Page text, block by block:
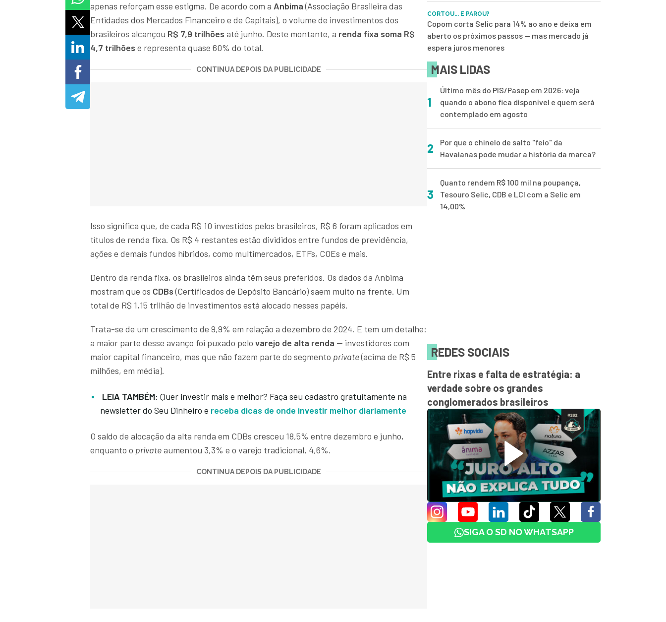
apenas reforçam esse estigma. De acordo com a Anbima(Associação Brasileira das
Entidades dos Mercados Financeiro e de Capitais), o volume de investimentos dos
brasileiros alcançou R$ 7,9 trilhões até junho. Deste montante, a renda fixa soma R$
4,7 trilhões e representa quase 60% do total.
CONTINUA DEPOIS DA PUBLICIDADE
Isso significa que, de cada R$ 10 investidos pelos brasileiros, R$ 6 foram aplicados em
títulos de renda fixa. Os R$ 4 restantes estão divididos entre fundos de previdência,
ações e demais fundos híbridos, como multimercados, ETFs, COEs e mais.
Dentro da renda fixa, os brasileiros ainda têm seus preferidos. Os dados da Anbima
mostram que os CDBs(Certificados de Depósito Bancário) saem muito na frente. Um
total de R$ 1,15 trilhão de investimentos está alocado nesses papéis.
Trata-se de um crescimento de 9,9% em relação a dezembro de 2024. E tem um detalhe:
a maior parte desse avanço foi puxado pelo varejo de alta renda — investidores com
maior capital financeiro, mas que não fazem parte do segmento private(acima de R$ 5
milhões, em média).
LEIA TAMBÉM: Quer investir mais e melhor? Faça seu cadastro gratuitamente na
newsletter do Seu Dinheiro e receba dicas de onde investir melhor diariamente
O saldo de alocação da alta renda em CDBs cresceu 18,5% entre dezembro e junho,
enquanto o privateaumentou 3,3% e o varejo tradicional, 4,6%.
CONTINUA DEPOIS DA PUBLICIDADE
CORTOU... E PAROU?
Copom corta Selic para 14% ao ano e deixa em
aberto os próximos passos — mas mercado já
espera juros menores
MAIS LIDAS
1
Último mês do PIS/Pasep em 2026: veja
quando o abono fica disponível e quem será
contemplado em agosto
2
Por que o chinelo de salto "feio" da
Havaianas pode mudar a história da marca?
3
Quanto rendem R$ 100 mil na poupança,
Tesouro Selic, CDB e LCI com a Selic em
14,00%
REDES SOCIAIS
Entre rixas e falta de estratégia: a
verdade sobre os grandes
conglomerados brasileiros
SIGA O SD NO WHATSAPP